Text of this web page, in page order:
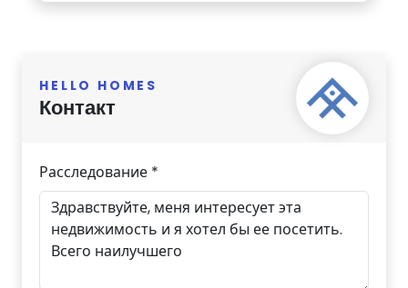
HELLO HOMES
Контакт
Расследование *